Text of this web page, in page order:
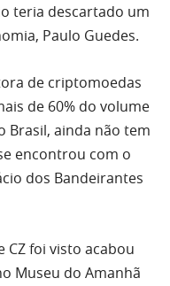
teria descartado um
Paulo Guedes.
de criptomoedas
de 60% do volume
Brasil, ainda não tem
encontrou com o
dos Bandeirantes
foi visto acabou
Museu do Amanhã